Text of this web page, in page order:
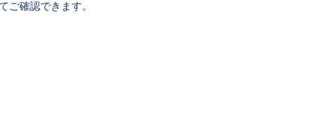
ご確認できます。